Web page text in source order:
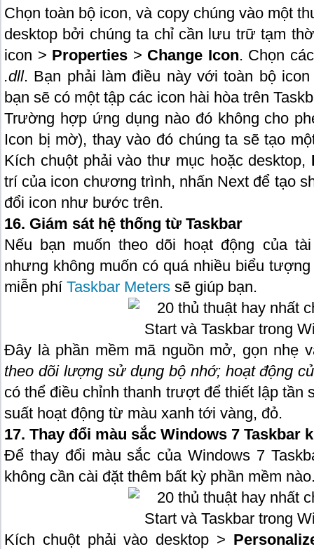
Chọn toàn bộ icon, và copy chúng vào một
desktop bởi chúng ta chỉ cần lưu trữ tạm
icon > Properties > Change Icon. Chọn
.dll. Bạn phải làm điều này với toàn bộ
bạn sẽ có một tập các icon hài hòa trên
Trường hợp ứng dụng nào đó không cho
Icon bị mờ), thay vào đó chúng ta sẽ tạo
Kích chuột phải vào thư mục hoặc desktop,
trí của icon chương trình, nhấn Next để tạo
đổi icon như bước trên.
16. Giám sát hệ thống từ Taskbar
Nếu bạn muốn theo dõi hoạt động của
nhưng không muốn có quá nhiều biểu
miễn phí Taskbar Meters sẽ giúp bạn.
Đây là phần mềm mã nguồn mở, gọn nhẹ
theo dõi lượng sử dụng bộ nhớ; hoạt động
có thể điều chỉnh thanh trượt để thiết lập tần
suất hoạt động từ màu xanh tới vàng, đỏ.
17. Thay đổi màu sắc Windows 7 Taskbar
Để thay đổi màu sắc của Windows 7
không cần cài đặt thêm bất kỳ phần mềm
Kích chuột phải vào desktop >